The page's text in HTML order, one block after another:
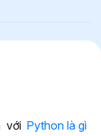
với Python là gì